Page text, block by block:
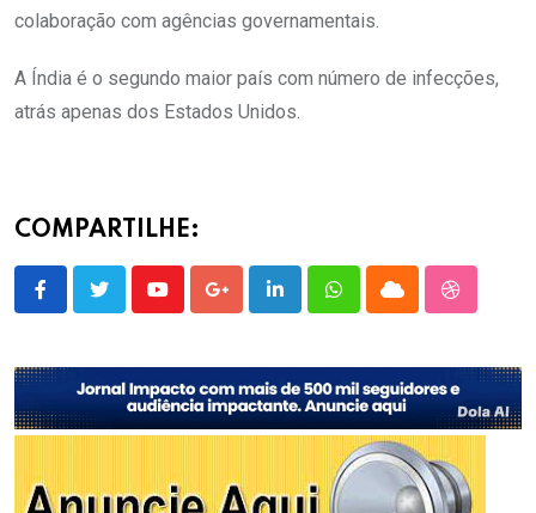
colaboração com agências governamentais.
A Índia é o segundo maior país com número de infecções,
atrás apenas dos Estados Unidos.
COMPARTILHE:
YoutubeGoogle+LinkedInWhatsappCloud